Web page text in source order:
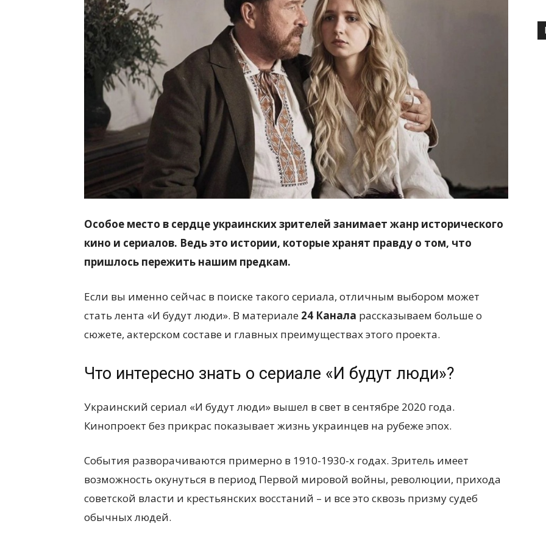
Особое место в сердце украинских зрителей занимает жанр исторического
кино и сериалов. Ведь это истории, которые хранят правду о том, что
пришлось пережить нашим предкам.
Если вы именно сейчас в поиске такого сериала, отличным выбором может
стать лента «И будут люди». В материале 24 Канала рассказываем больше о
сюжете, актерском составе и главных преимуществах этого проекта.
Что интересно знать о сериале «И будут люди»?
Украинский сериал «И будут люди» вышел в свет в сентябре 2020 года.
Кинопроект без прикрас показывает жизнь украинцев на рубеже эпох.
События разворачиваются примерно в 1910-1930-х годах. Зритель имеет
возможность окунуться в период Первой мировой войны, революции, прихода
советской власти и крестьянских восстаний – и все это сквозь призму судеб
обычных людей.